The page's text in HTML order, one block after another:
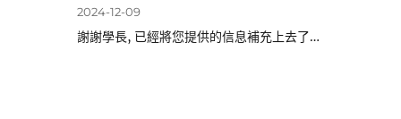
2024-12-09
謝謝學長, 已經將您提供的信息補充上去了…